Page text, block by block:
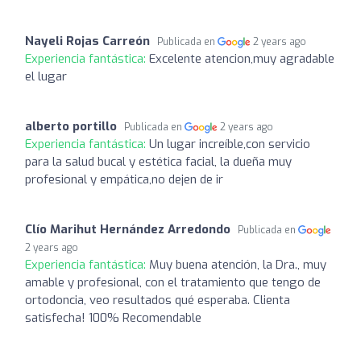
Nayeli Rojas Carreón Publicada en 2 years ago
Experiencia fantástica: Excelente atencion,muy agradable
el lugar
alberto portillo Publicada en 2 years ago
Experiencia fantástica: Un lugar increíble,con servicio
para la salud bucal y estética facial, la dueña muy
profesional y empática,no dejen de ir
Clío Marihut Hernández Arredondo
Publicada en
2 years ago
Experiencia fantástica: Muy buena atención, la Dra., muy
amable y profesional, con el tratamiento que tengo de
ortodoncia, veo resultados qué esperaba. Clienta
satisfecha! 100% Recomendable